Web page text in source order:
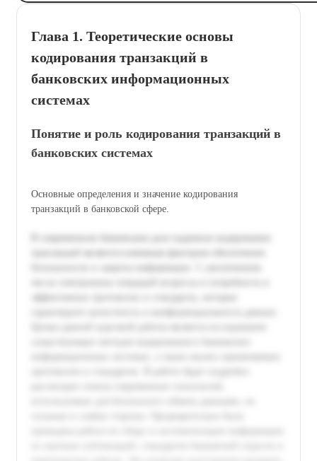
Глава 1. Теоретические основы
кодирования транзакций в
банковских информационных
системах
Понятие и роль кодирования транзакций в
банковских системах
Основные определения и значение кодирования
транзакций в банковской сфере.